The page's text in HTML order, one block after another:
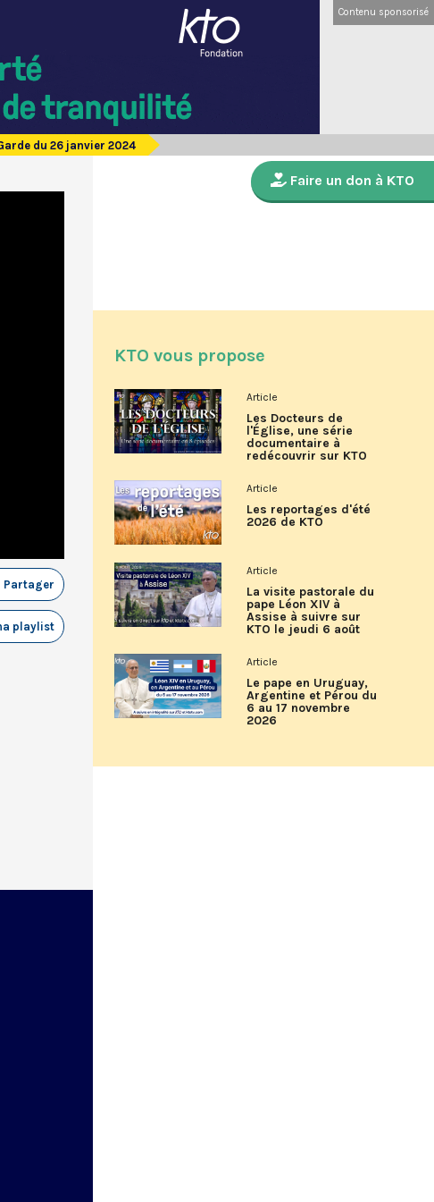
Contenu sponsorisé
du 26 janvier 2024
Partager
playlist
Faire un don à KTO
KTO vous propose
Article
Les Docteurs de
l'Église, une série
documentaire à
redécouvrir sur KTO
Article
Les reportages d'été
2026 de KTO
Article
La visite pastorale du
pape Léon XIV à
Assise à suivre sur
KTO le jeudi 6 août
Article
Le pape en Uruguay,
Argentine et Pérou du
6 au 17 novembre
2026